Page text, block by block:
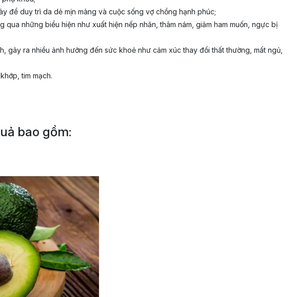
để duy trì da dẻ mịn màng và cuộc sống vợ chồng hạnh phúc;
những biểu hiện như xuất hiện nếp nhăn, thâm nám, giảm ham muốn, ngực bị
gây ra nhiều ảnh hưởng đến sức khoẻ như cảm xúc thay đổi thất thường, mất ngủ,
tim mạch.
bao gồm: